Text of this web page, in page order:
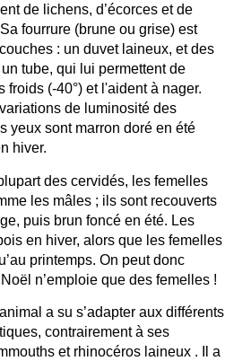
de lichens, d’écorces et de
fourrure (brune ou grise) est
: un duvet laineux, et des
tube, qui lui permettent de
froids (-40°) et l'aident à nager.
de luminosité des
yeux sont marron doré en été
hiver.
des cervidés, les femelles
les mâles ; ils sont recouverts
puis brun foncé en été. Les
en hiver, alors que les femelles
printemps. On peut donc
n’emploie que des femelles !
a su s’adapter aux différents
contrairement à ses
et rhinocéros laineux . Il a